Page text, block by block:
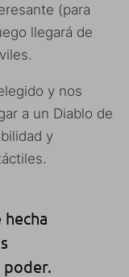
(para
llegará de
y nos
a un Diablo de
y